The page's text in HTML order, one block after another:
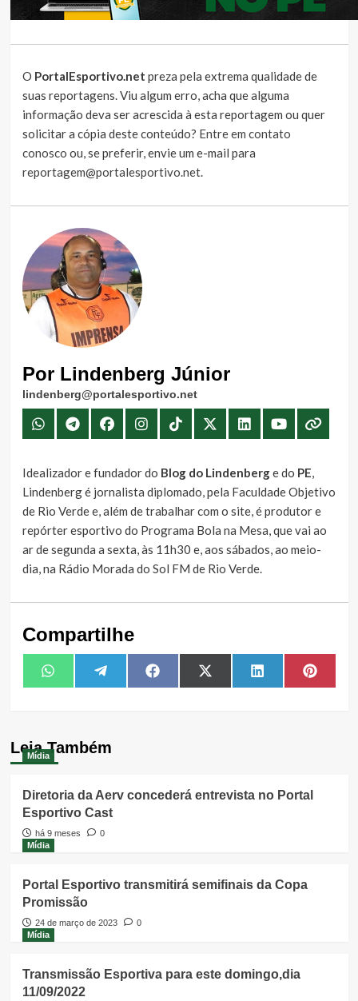
O PortalEsportivo.net preza pela extrema qualidade de
suas reportagens. Viu algum erro, acha que alguma
informação deva ser acrescida à esta reportagem ou quer
solicitar a cópia deste conteúdo? Entre em contato
conosco ou, se preferir, envie um e-mail para
reportagem@portalesportivo.net.
Por Lindenberg Júnior
lindenberg@portalesportivo.net
Idealizador e fundador do Blog do Lindenberge do PE,
Lindenberg é jornalista diplomado, pela Faculdade Objetivo
de Rio Verde e, além de trabalhar com o site, é produtor e
repórter esportivo do Programa Bola na Mesa, que vai ao
ar de segunda a sexta, às 11h30 e, aos sábados, ao meio-
dia, na Rádio Morada do Sol FM de Rio Verde.
Compartilhe
Share
on
WhatsAppShare
on
TelegramShare
on
FacebookShare
on
X
(Twitter)
Share
on
LinkedIn Share
on
Leia Também
Mídia
Diretoria da Aerv concederá entrevista no Portal
Esportivo Cast
há 9 meses
0
Mídia
Portal Esportivo transmitirá semifinais da Copa
Promissão
24 de março de 2023
0
Mídia
Transmissão Esportiva para este domingo,dia
11/09/2022